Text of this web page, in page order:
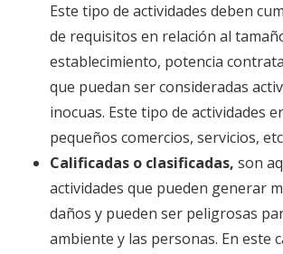
Este tipo de actividades deben
de requisitos en relación al
establecimiento, potencia
que puedan ser consideradas
inocuas. Este tipo de actividades
pequeños comercios, servicios,
Calificadas o clasificadas, son
actividades que pueden generar
daños y pueden ser peligrosas
ambiente y las personas. En este